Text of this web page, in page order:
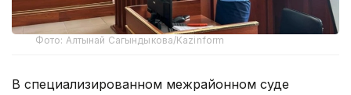
Фото: Алтынай Сагындыкова/Kazinform
В специализированном межрайонном суде